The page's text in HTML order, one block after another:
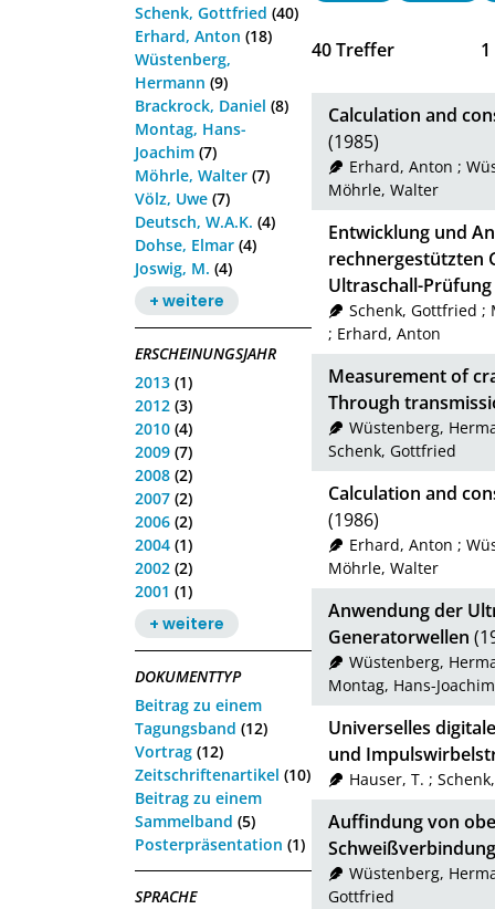
Schenk, Gottfried (40)
Erhard, Anton (18)
Wüstenberg,
Hermann (9)
Brackrock, Daniel (8)
Montag, Hans-
Joachim (7)
Möhrle, Walter (7)
Völz, Uwe (7)
Deutsch, W.A.K. (4)
Dohse, Elmar (4)
Joswig, M. (4)
+ weitere
ERSCHEINUNGSJAHR
2013 (1)
2012 (3)
2010 (4)
2009 (7)
2008 (2)
2007 (2)
2006 (2)
2004 (1)
2002 (2)
2001 (1)
+ weitere
DOKUMENTTYP
Beitrag zu einem
Tagungsband (12)
Vortrag (12)
Zeitschriftenartikel (10)
Beitrag zu einem
Sammelband (5)
Posterpräsentation (1)
SPRACHE
40Treffer 1
Calculation and
(1985)
Erhard, Anton ;
Möhrle, Walter
Entwicklung und
rechnergestützten
Ultraschall-Prüfung
Schenk, Gottfried ;
; Erhard, Anton
Measurement of
Through
Wüstenberg,
Schenk, Gottfried
Calculation and
(1986)
Erhard, Anton ;
Möhrle, Walter
Anwendung der
Generatorwellen
Wüstenberg,
Montag, Hans-Joachim
Universelles
und
Hauser, T. ;
Auffindung von
Wüstenberg,
Gottfried